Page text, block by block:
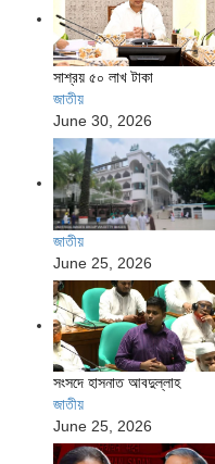
সাশ্রয় ৫০ লাখ টাকা
জাতীয়
June 30, 2026
জাতীয়
June 25, 2026
সংসদে হাসনাত আবদুল্লাহ
জাতীয়
June 25, 2026